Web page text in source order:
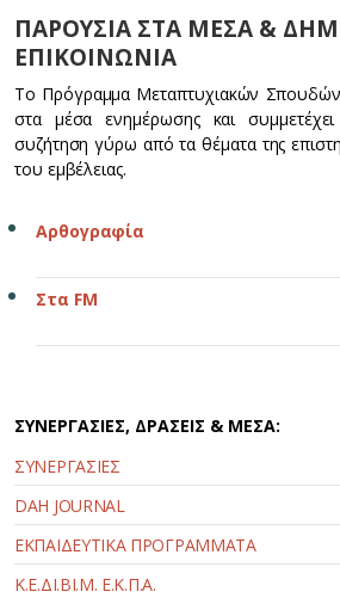
ΠΑΡΟΥΣΙΑ ΣΤΑ ΜΕΣΑ &
ΕΠΙΚΟΙΝΩΝΙΑ
Το Πρόγραμμα Μεταπτυχιακών Σπουδών
στα μέσα ενημέρωσης και
συζήτηση γύρω από τα θέματα της
του εμβέλειας.
Αρθογραφία
Στα FM
ΣΥΝΕΡΓΑΣΙΕΣ, ΔΡΑΣΕΙΣ & ΜΕΣΑ:
ΣΥΝΕΡΓΑΣΙΕΣ
DAH JOURNAL
ΕΚΠΑΙΔΕΥΤΙΚΑ ΠΡΟΓΡΑΜΜΑΤΑ
Κ.Ε.ΔΙ.ΒΙ.Μ. Ε.Κ.Π.Α.